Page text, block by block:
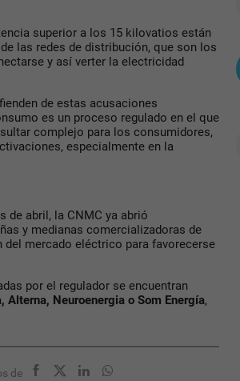
superior a los 15 kilovatios están
las redes de distribución, que son los
y así verter la electricidad
de estas acusaciones
es un proceso regulado en el que
complejo para los consumidores,
especialmente en la
de abril, la CNMC ya abrió
y medianas comercializadoras de
mercado eléctrico para favorecerse
por el regulador se encuentran
Alterna, Neuroenergia o Som Energía,
de